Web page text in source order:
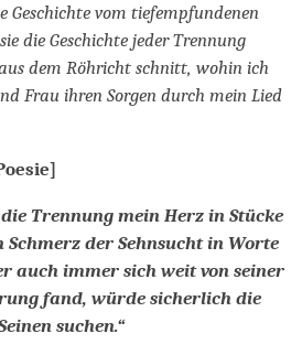
Geschichte vom tiefempfundenen
die Geschichte jeder Trennung
dem Röhricht schnitt, wohin ich
Frau ihren Sorgen durch mein Lied
die Trennung mein Herz in Stücke
der Sehnsucht in Worte
auch immer sich weit von seiner
fand, würde sicherlich die
suchen.“